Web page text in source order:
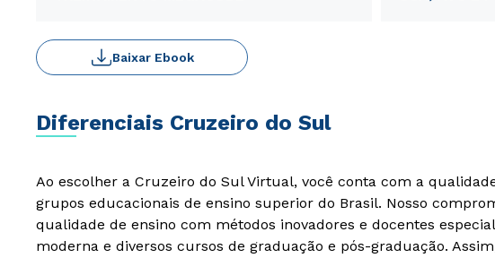
Baixar Ebook
Diferenciais Cruzeiro do Sul
Ao escolher a Cruzeiro do Sul Virtual, você conta com a
grupos educacionais de ensino superior do Brasil. Nosso
qualidade de ensino com métodos inovadores e docentes
moderna e diversos cursos de graduação e pós-graduação.
envio